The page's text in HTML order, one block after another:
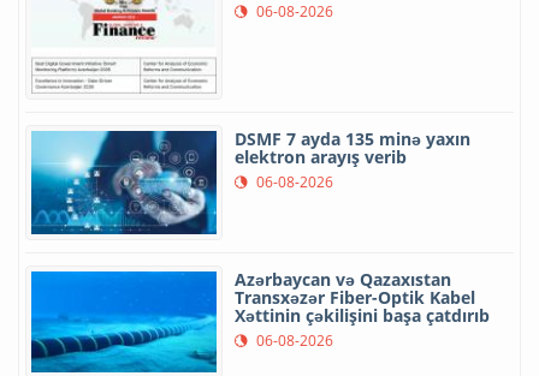
06-08-2026
DSMF 7 ayda 135 minə yaxın
elektron arayış verib
06-08-2026
Azərbaycan və Qazaxıstan
Transxəzər Fiber-Optik Kabel
Xəttinin çəkilişini başa çatdırıb
06-08-2026